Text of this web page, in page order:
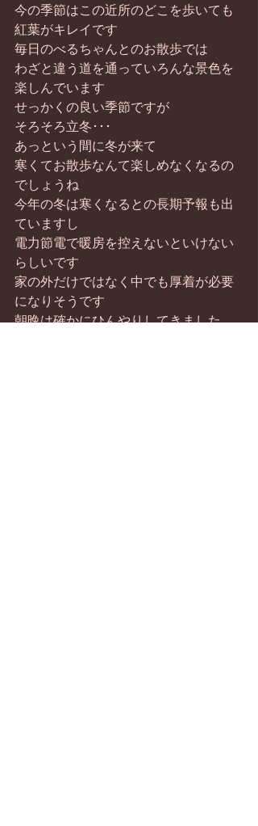
今の季節はこの近所のどこを歩いても
紅葉がキレイです
毎日のべるちゃんとのお散歩では
わざと違う道を通っていろんな景色を
楽しんでいます
せっかくの良い季節ですが
そろそろ立冬･･･
あっという間に冬が来て
寒くてお散歩なんて楽しめなくなるの
でしょうね
今年の冬は寒くなるとの長期予報も出
ていますし
電力節電で暖房を控えないといけない
らしいです
家の外だけではなく中でも厚着が必要
になりそうです
朝晩は確かにひんやりしてきました